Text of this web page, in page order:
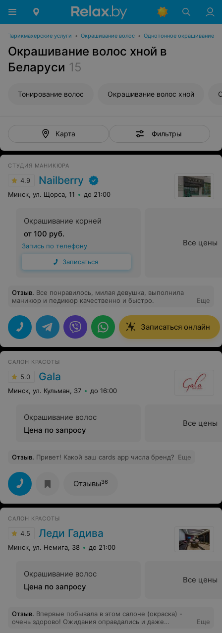
Парикмахерские услуги • Окрашивание волос • Однотонное окрашивание
Окрашивание волос хной в
Беларуси 15
Тонирование волос Окрашивание волос хной
Карта Фильтры
СТУДИЯ МАНИКЮРА
4.9 Nailberry
Минск, ул. Щорса, 11 до 21:00
Окрашивание корней
от 100 руб.
Запись по телефону
Записаться
Все цены
Отзыв. Все понравилось, милая девушка, выполнила
маникюр и педикюр качественно и быстро.
Еще
Записаться онлайн
САЛОН КРАСОТЫ
5.0 Gala
Минск, ул. Кульман, 37 до 16:00
Окрашивание волос
Цена по запросу
Все цены
Отзыв. Привет! Какой ваш cards app числа бренд? Еще
Отзывы36
САЛОН КРАСОТЫ
4.5 Леди Гадива
Минск, ул. Немига, 38 до 21:00
Окрашивание волос
Цена по запросу
Все цены
Отзыв. Впервые побывала в этом салоне (окраска) -
очень здорово! Ожидания оправдались и даже
Еще